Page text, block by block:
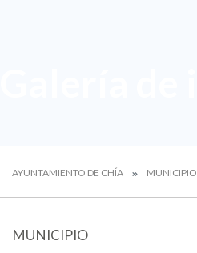
AYUNTAMIENTO DE CHÍA MUNICIPIO
MUNICIPIO